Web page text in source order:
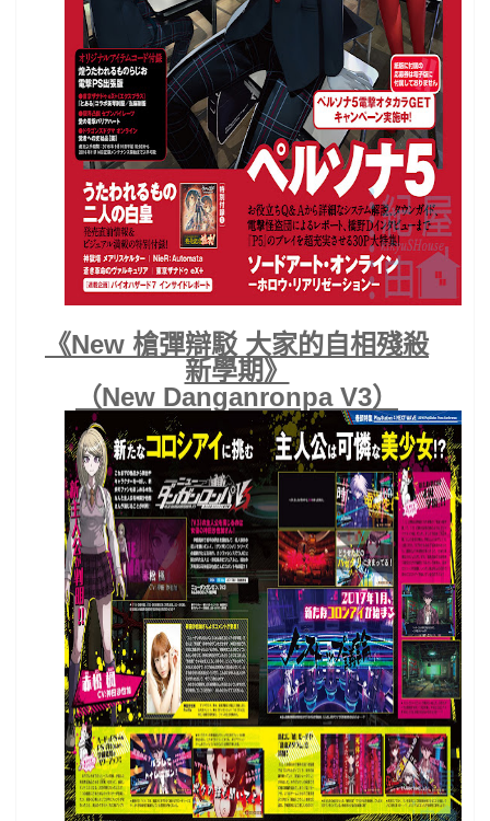
《New 槍彈辯駁 大家的自相殘殺
新學期》
（New Danganronpa V3）